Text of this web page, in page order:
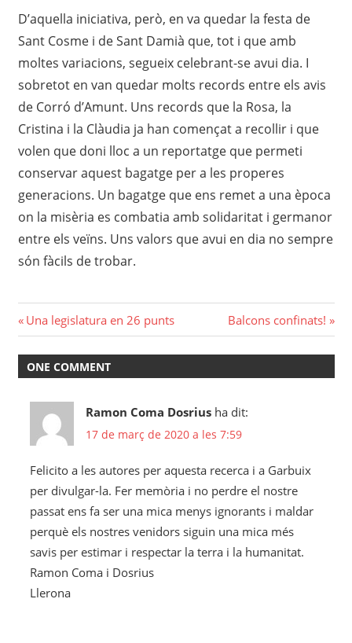
D’aquella iniciativa, però, en va quedar la festa de
Sant Cosme i de Sant Damià que, tot i que amb
moltes variacions, segueix celebrant-se avui dia. I
sobretot en van quedar molts records entre els avis
de Corró d’Amunt. Uns records que la Rosa, la
Cristina i la Clàudia ja han començat a recollir i que
volen que doni lloc a un reportatge que permeti
conservar aquest bagatge per a les properes
generacions. Un bagatge que ens remet a una època
on la misèria es combatia amb solidaritat i germanor
entre els veïns. Uns valors que avui en dia no sempre
són fàcils de trobar.
Navegació
d'entrades
Previous
Post:
Una legislatura en 26 punts
Next
Post:
Balcons confinats!
ONE COMMENT
Ramon Coma Dosrius ha dit:
17 de març de 2020 a les 7:59
Felicito a les autores per aquesta recerca i a Garbuix
per divulgar-la. Fer memòria i no perdre el nostre
passat ens fa ser una mica menys ignorants i maldar
perquè els nostres venidors siguin una mica més
savis per estimar i respectar la terra i la humanitat.
Ramon Coma i Dosrius
Llerona